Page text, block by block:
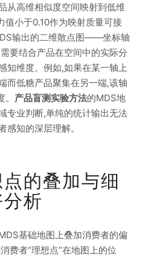
从高维相似度空间映射到低维
值小于0.10作为映射质量可接
输出的二维散点图——坐标轴
要结合产品在空间中的实际分
知维度。例如,如果在某一轴上
而低糖产品聚集在另一端,该轴
产品盲测实验方法的MDS地
专业判断,单纯的统计输出无法
感知的深层理解。
的叠加与细
析
基础地图上叠加消费者的偏
费者”理想点”在地图上的位